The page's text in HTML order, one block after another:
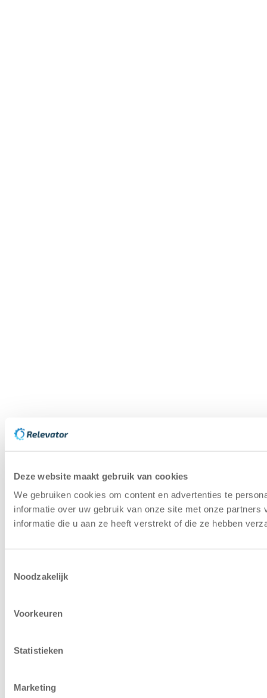
Deze website maakt gebruik van cookies
We gebruiken cookies om content en advertenties te
informatie over uw gebruik van onze site met onze
informatie die u aan ze heeft verstrekt of die ze hebben
Noodzakelijk
Voorkeuren
Statistieken
Marketing